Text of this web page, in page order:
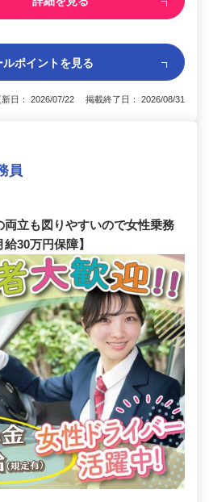
ルポイントを見る
新日： 2026/07/22 掲載終了日： 2026/08/31
員
両立も図りやすいので女性乗務
30万円保障】